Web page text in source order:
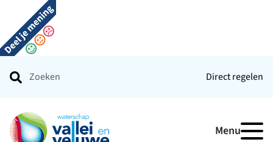
Direct regelen
Menu